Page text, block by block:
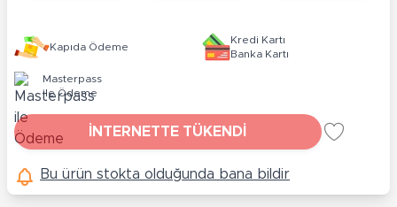
Kapıda Ödeme
Kredi Kartı
Banka Kartı
Masterpass
ile Ödeme
İNTERNETTE TÜKENDİ
Bu ürün stokta olduğunda bana bildir